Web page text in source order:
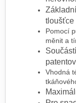
tloušťce
Pomocí
měnit a
Vhodná